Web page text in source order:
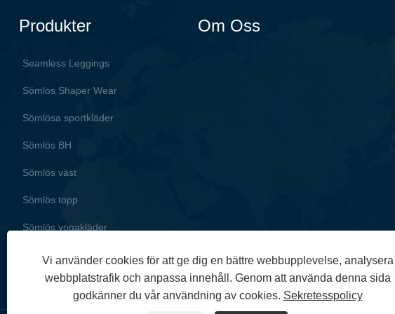
Produkter
Seamless Leggings
Sömlös Shaper Wear
Sömlösa sportkläder
Sömlös BH
Sömlös väst
Sömlös topp
Sömlös yogakläder
Om Oss
Vi använder cookies för att ge dig en bättre webbupplevelse, analysera
webbplatstrafik och anpassa innehåll. Genom att använda denna sida
godkänner du vår användning av cookies. Sekretesspolicy